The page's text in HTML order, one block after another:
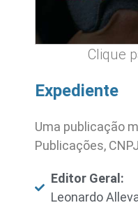
Clique
Expediente
Uma publicação
Publicações,
Editor Geral:
Leonardo